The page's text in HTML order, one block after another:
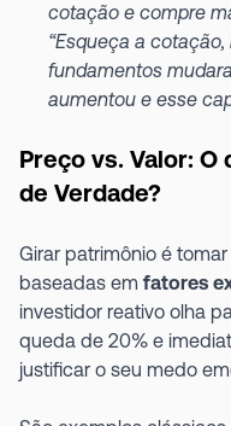
cotação e compre
“Esqueça a
fundamentos
aumentou e esse
Preço vs. Valor:
de Verdade?
Girar patrimônio é
baseadas em fatores
investidor reativo olha
queda de 20% e
justificar o seu medo